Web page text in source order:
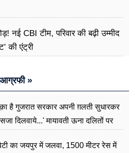
नई CBI टीम, परिवार की बढ़ी उम्मीद
की एंट्री
»
है गुजरात सरकार अपनी ग़लती सुधारकर
सजा दिलवाये...' मायावती ऊना दलितों पर
का जयपुर में जलवा, 1500 मीटर रेस में